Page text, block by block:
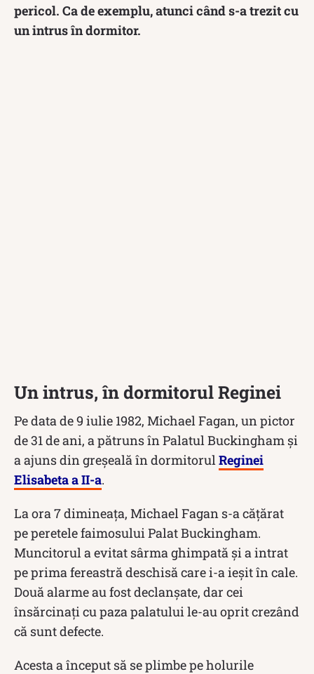
pericol. Ca de exemplu, atunci când s-a trezit cu
un intrus în dormitor.
Un intrus, în dormitorul Reginei
Pe data de 9 iulie 1982, Michael Fagan, un pictor
de 31 de ani, a pătruns în Palatul Buckingham şi
a ajuns din greșeală în dormitorul Reginei
Elisabeta a II-a.
La ora 7 dimineața, Michael Fagan s-a căţărat
pe peretele faimosului Palat Buckingham.
Muncitorul a evitat sârma ghimpată şi a intrat
pe prima fereastră deschisă care i-a ieșit în cale.
Două alarme au fost declanșate, dar cei
însărcinați cu paza palatului le-au oprit crezând
că sunt defecte.
Acesta a început să se plimbe pe holurile